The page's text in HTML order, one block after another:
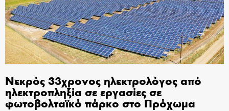
Νεκρός 33χρονος ηλεκτρολόγος από
ηλεκτροπληξία σε εργασίες σε
φωτοβολταϊκό πάρκο στο Πρόχωμα